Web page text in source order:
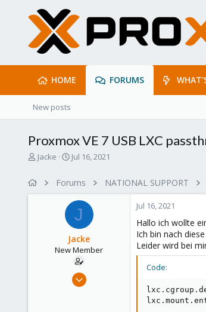
HOME FORUMS
New posts
Proxmox VE 7 USB LXC
T
Jacke
S
r
t
a
t
e
Jul 16, 2021
Forums NATIONAL SUPPORT
J
Jacke
New Member
Jun 30, 2021
Jul 16, 2021
Hallo ich wollte
Ich bin nach
Leider wird bei
Code: